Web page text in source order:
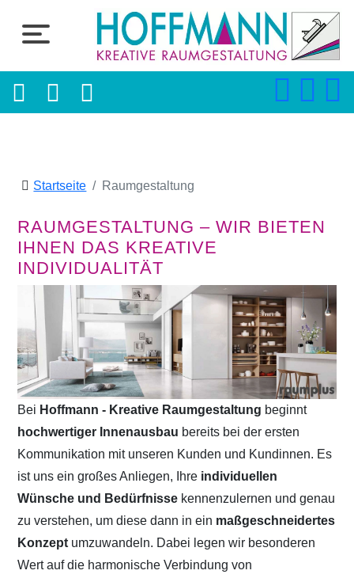
Startseite Raumgestaltung
RAUMGESTALTUNG – WIR BIETEN
IHNEN DAS KREATIVE
INDIVIDUALITÄT
Bei Hoffmann - Kreative Raumgestaltung beginnt
hochwertiger Innenausbau bereits bei der ersten
Kommunikation mit unseren Kunden und Kundinnen. Es
ist uns ein großes Anliegen, Ihre individuellen
Wünsche und Bedürfnisse kennenzulernen und genau
zu verstehen, um diese dann in ein maßgeschneidertes
Konzept umzuwandeln. Dabei legen wir besonderen
Wert auf die harmonische Verbindung von